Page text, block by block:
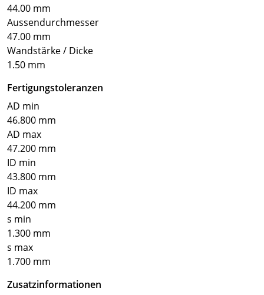
44.00 mm
Aussendurchmesser
47.00 mm
Wandstärke / Dicke
1.50 mm
Fertigungstoleranzen
AD min
46.800 mm
AD max
47.200 mm
ID min
43.800 mm
ID max
44.200 mm
s min
1.300 mm
s max
1.700 mm
Zusatzinformationen